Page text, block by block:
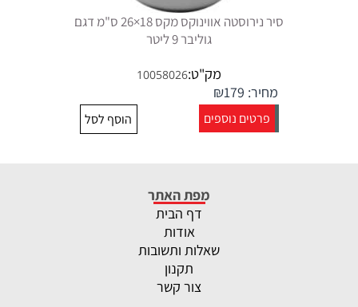
סיר נירוסטה אווינוקס מקס 18×26 ס"מ דגם
גוליבר 9 ליטר
מק"ט:10058026
מחיר: ₪179
פרטים נוספים הוסף לסל
מפת האתר
דף הבית
אודות
שאלות ותשובות
תקנון
צור קשר